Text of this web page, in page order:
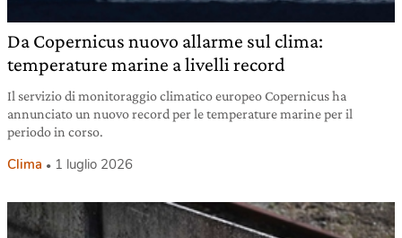
Da Copernicus nuovo allarme sul clima:
temperature marine a livelli record
Il servizio di monitoraggio climatico europeo Copernicus ha
annunciato un nuovo record per le temperature marine per il
periodo in corso.
Clima 1 luglio 2026